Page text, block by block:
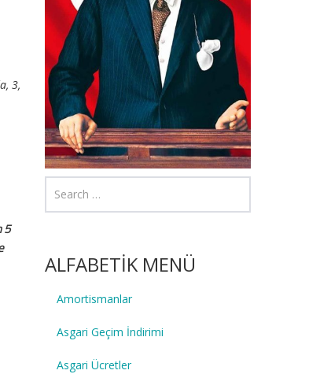
3,
5
ALFABETİK MENÜ
Amortismanlar
Asgari Geçim İndirimi
Asgari Ücretler